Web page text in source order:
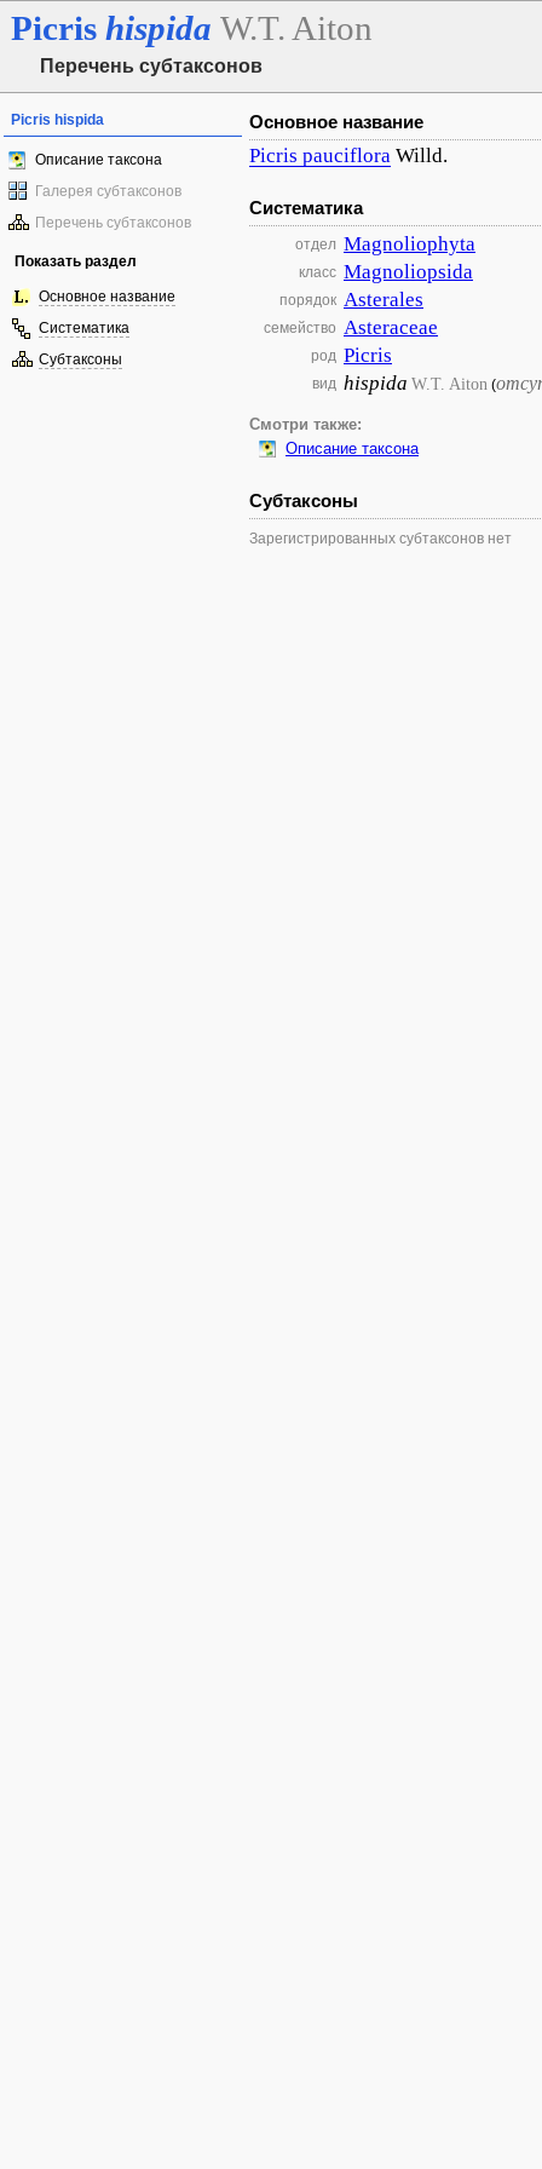
Picris hispida W.T. Aiton
Перечень субтаксонов
Picris hispida
Описание таксона
Галерея субтаксонов
Перечень субтаксонов
Показать раздел
Основное название
Систематика
Субтаксоны
Основное название
Picris pauciflora Willd.
Систематика
отдел Magnoliophyta
класс Magnoliopsida
порядок Asterales
семейство Asteraceae
род Picris
вид hispida W.T. Aiton (
Смотри также:
Описание таксона
Субтаксоны
Зарегистрированных субтаксонов нет